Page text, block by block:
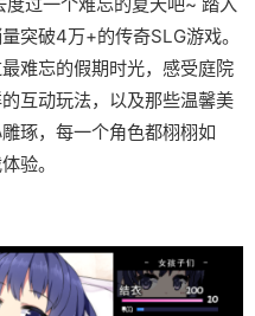
突破4万+的传奇SLG游戏。
难忘的假期时光，感受庭院
互动玩法，以及那些温馨美
琢，每一个角色都栩栩如
验。